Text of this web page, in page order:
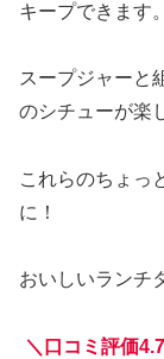
キープできます。
スープジャーと
のシチューが楽
これらのちょっ
に！
おいしいランチ
＼口コミ評価